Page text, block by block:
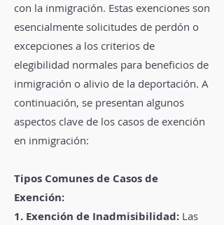
con la inmigración. Estas exenciones son
esencialmente solicitudes de perdón o
excepciones a los criterios de
elegibilidad normales para beneficios de
inmigración o alivio de la deportación. A
continuación, se presentan algunos
aspectos clave de los casos de exención
en inmigración:
Tipos Comunes de Casos de
Exención:
1. Exención de Inadmisibilidad: Las